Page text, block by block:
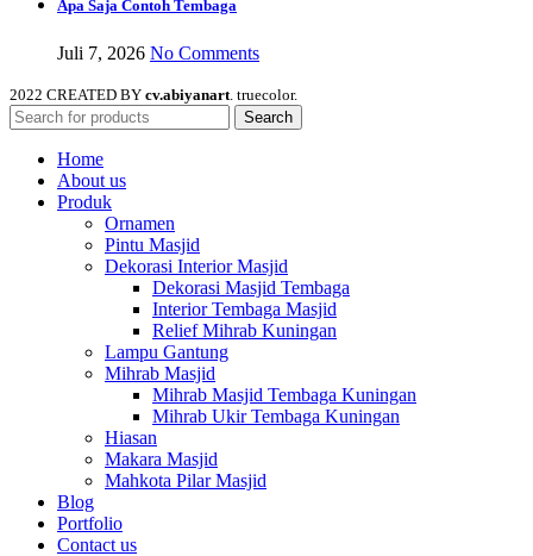
Apa Saja Contoh Tembaga
Juli 7, 2026 No Comments
2022 CREATED BY cv.abiyanart . truecolor.
Search
Home
About us
Produk
Ornamen
Pintu Masjid
Dekorasi Interior Masjid
Dekorasi Masjid Tembaga
Interior Tembaga Masjid
Relief Mihrab Kuningan
Lampu Gantung
Mihrab Masjid
Mihrab Masjid Tembaga Kuningan
Mihrab Ukir Tembaga Kuningan
Hiasan
Makara Masjid
Mahkota Pilar Masjid
Blog
Portfolio
Contact us